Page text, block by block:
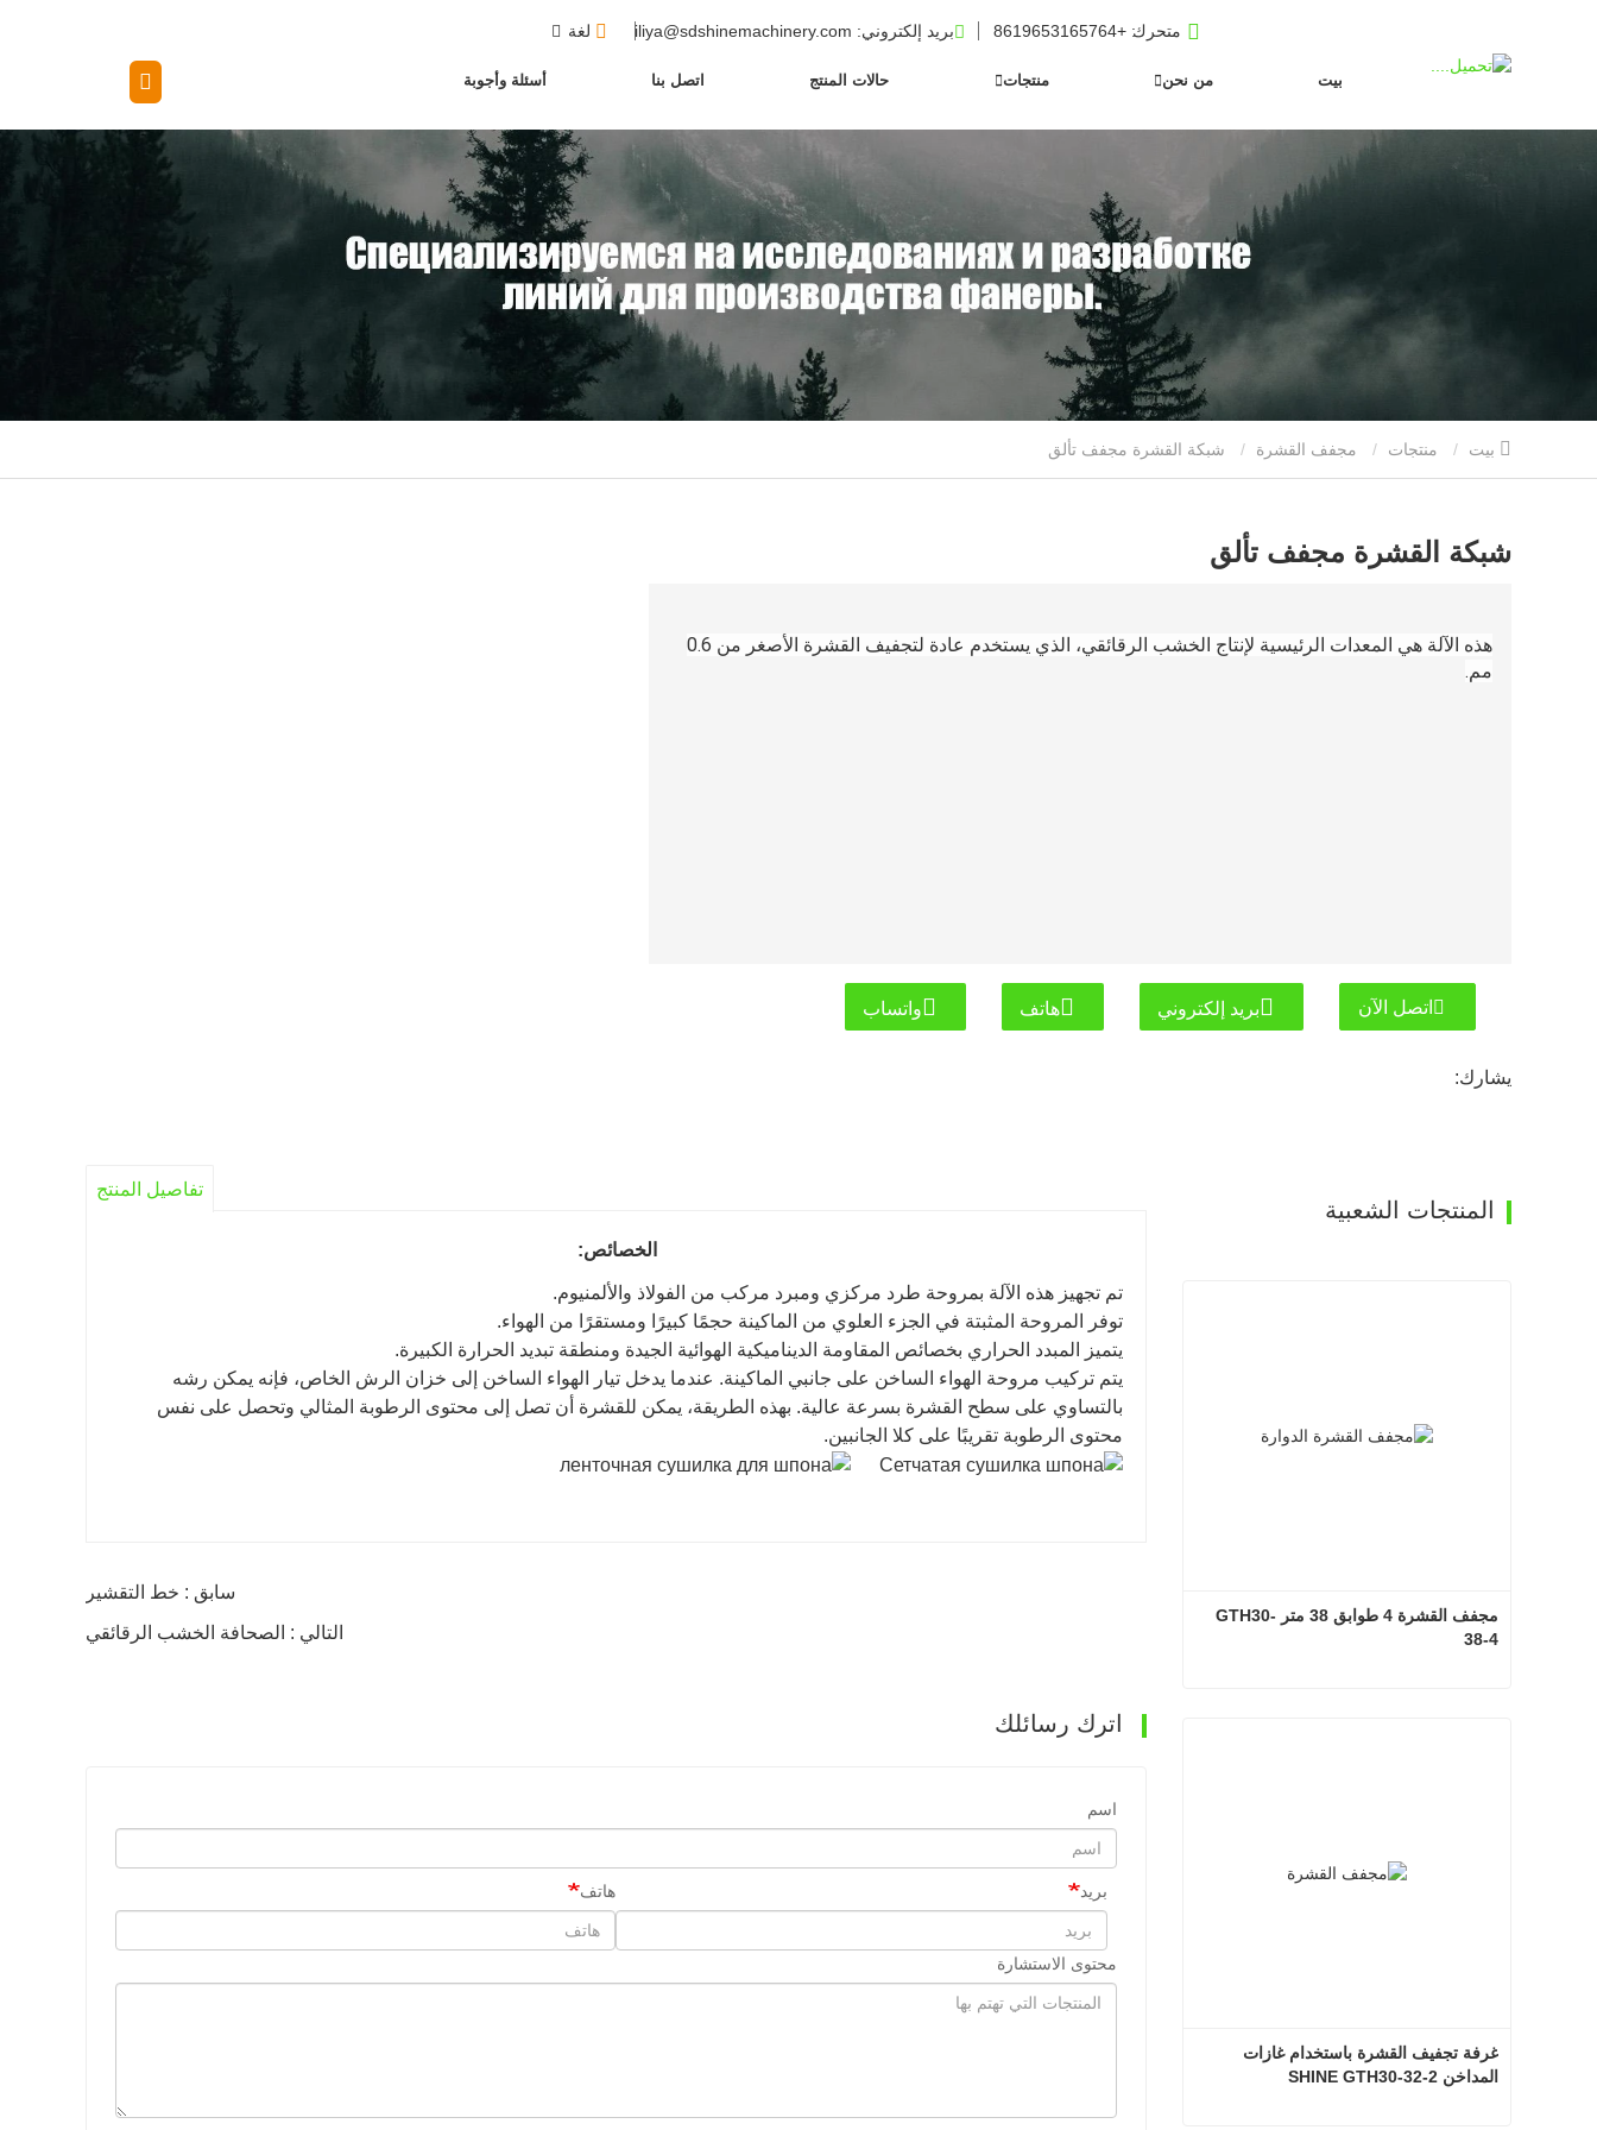
بيت من نحن منتجات حالات المنتج اتصل بنا أسئلة وأجوبة
متحرك: +8619653165764 بريد إلكتروني: iliya@sdshinemachinery.com لغة
منتجات مجفف القشرة
شبكة القشرة مجفف تألق
هذه الآلة هي المعدات الرئيسية لإنتاج الخشب الرقائقي، الذي يستخدم عادة لتجفيف القشرة الأصغر من 0.6
مم.
اتصل الآن بريد إلكتروني هاتف واتساب
يشارك:
تفاصيل المنتج
الخصائص:
تم تجهيز هذه الآلة بمروحة طرد مركزي ومبرد مركب من الفولاذ والألمنيوم.
توفر المروحة المثبتة في الجزء العلوي من الماكينة حجمًا كبيرًا ومستقرًا من الهواء.
يتميز المبدد الحراري بخصائص المقاومة الديناميكية الهوائية الجيدة ومنطقة تبديد الحرارة الكبيرة.
يتم تركيب مروحة الهواء الساخن على جانبي الماكينة. عندما يدخل تيار الهواء الساخن إلى خزان الرش الخاص، فإنه يمكن رشه
بالتساوي على سطح القشرة بسرعة عالية. بهذه الطريقة، يمكن للقشرة أن تصل إلى محتوى الرطوبة المثالي وتحصل على نفس
محتوى الرطوبة تقريبًا على كلا الجانبين.
سابق : خط التقشير
التالي : الصحافة الخشب الرقائقي
اترك رسائلك
اسم
بريد هاتف
محتوى الاستشارة
المنتجات الشعبية
مجفف القشرة 4 طوابق 38 متر GTH30-
38-4
المداخن SHINE GTH30-32-2